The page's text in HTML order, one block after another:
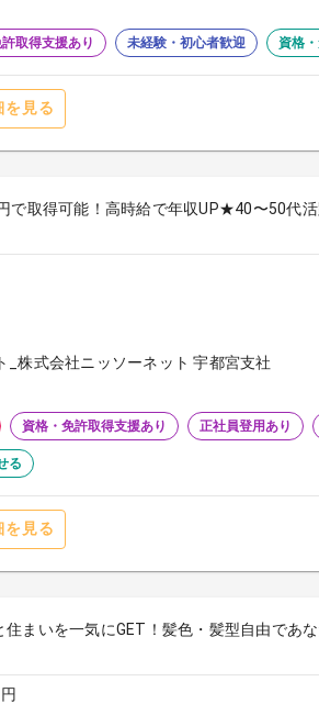
取得支援あり 未経験・初心者歓迎 資格
を見る
で取得可能！高時給で年収UP★40〜50代
_株式会社ニッソーネット 宇都宮支社
資格・免許取得支援あり 正社員登用あり
る
を見る
まいを一気にGET！髪色・髪型自由であ